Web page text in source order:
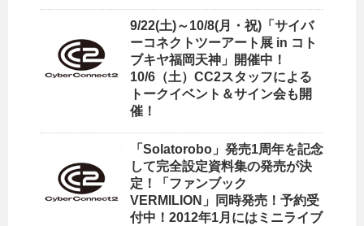
9/22(土)～10/8(月・祝)「サイバ
ーコネクトツーアート展 in コト
ブキヤ福岡天神」開催中！
10/6（土）CC2スタッフによる
トークイベント＆サイン会も開
催！
「Solatorobo」発売1周年を記念
して完全設定資料集の発売が決
定！「ファンブック
VERMILION」同時発売！予約受
付中！2012年1月にはミニライブ